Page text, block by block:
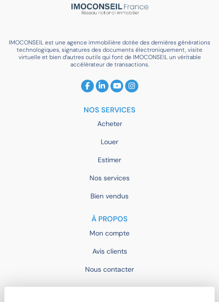
IMOCONSEIL est une agence immobilière dotée des dernières générations
technologiques, signatures des documents électroniquement, visite
virtuelle et bien d’autres outils qui font de IMOCONSEIL un véritable
accélérateur de transactions.
NOS SERVICES
Acheter
Louer
Estimer
Nos services
Bien vendus
À PROPOS
Mon compte
Avis clients
Nous contacter